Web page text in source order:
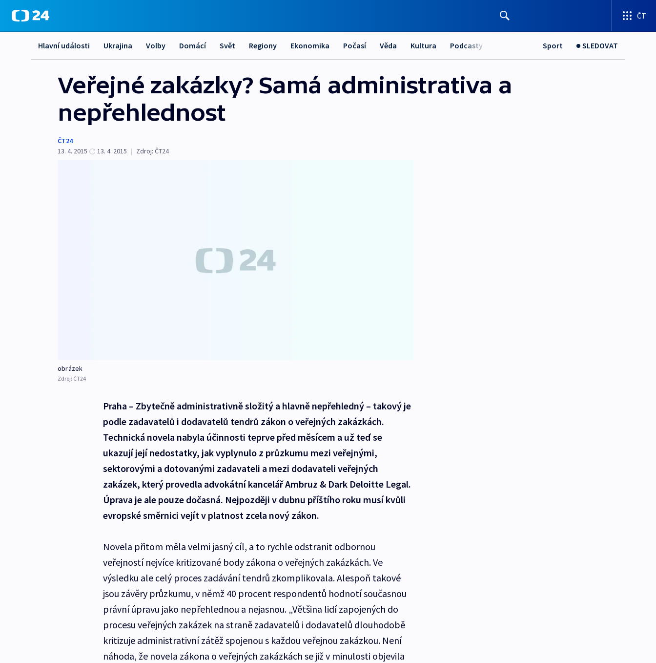
ČT
Hlavní události Ukrajina Volby Domácí Svět Regiony Ekonomika Počasí Věda Kultura Podcasty Sport SLEDOVAT
Veřejné zakázky? Samá administrativa a
nepřehlednost
ČT24
13. 4. 2015
13. 4. 2015 | Zdroj: ČT24
obrázek
Zdroj: ČT24
Praha – Zbytečně administrativně složitý a hlavně nepřehledný – takový je
podle zadavatelů i dodavatelů tendrů zákon o veřejných zakázkách.
Technická novela nabyla účinnosti teprve před měsícem a už teď se
ukazují její nedostatky, jak vyplynulo z průzkumu mezi veřejnými,
sektorovými a dotovanými zadavateli a mezi dodavateli veřejných
zakázek, který provedla advokátní kancelář Ambruz & Dark Deloitte Legal.
Úprava je ale pouze dočasná. Nejpozději v dubnu příštího roku musí kvůli
evropské směrnici vejít v platnost zcela nový zákon.
Novela přitom měla velmi jasný cíl, a to rychle odstranit odbornou
veřejností nejvíce kritizované body zákona o veřejných zakázkách. Ve
výsledku ale celý proces zadávání tendrů zkomplikovala. Alespoň takové
jsou závěry průzkumu, v němž 40 procent respondentů hodnotí současnou
právní úpravu jako nepřehlednou a nejasnou. „Většina lidí zapojených do
procesu veřejných zakázek na straně zadavatelů i dodavatelů dlouhodobě
kritizuje administrativní zátěž spojenou s každou veřejnou zakázkou. Není
náhoda, že novela zákona o veřejných zakázkách se již v minulosti objevila